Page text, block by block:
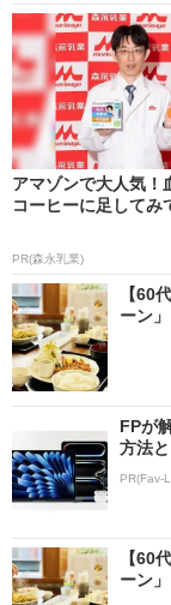
アマゾンで大人気！
コーヒーに足してみ
PR(森永乳業)
【60
ーン
FPが
方法
PR(Fav-
【60
ーン